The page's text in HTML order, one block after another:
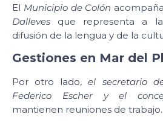
El Municipio de Colón
Dalleves que representa a
difusión de la lengua y de la
Gestiones en Mar del
Por otro lado,el secretario
Federico Escher y el
mantienen reuniones de trabajo.